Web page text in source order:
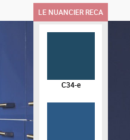
LE NUANCIER RECA
C36-d
C34-e